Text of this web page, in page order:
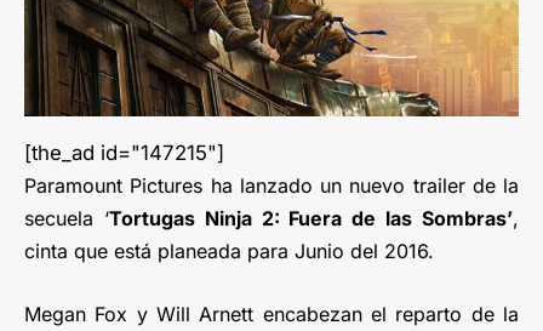
[the_ad id="147215"]
Paramount Pictures ha lanzado un nuevo trailer de la
secuela ‘Tortugas Ninja 2: Fuera de las Sombras’,
cinta que está planeada para Junio del 2016.
Megan Fox y Will Arnett encabezan el reparto de la